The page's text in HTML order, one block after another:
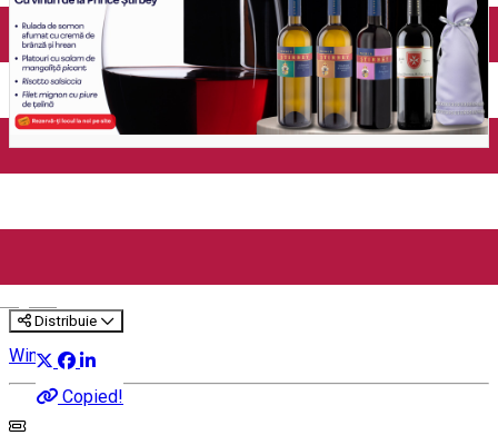
Știrbey | Wine & Food Pairing
Distribuie
Copied!
Wine Tasting